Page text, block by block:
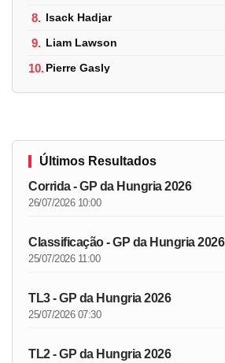
8. Isack Hadjar
9. Liam Lawson
10.Pierre Gasly
Últimos Resultados
Corrida - GP da Hungria 2026
26/07/2026 10:00
Classificação - GP da Hungria 2026
25/07/2026 11:00
TL3 - GP da Hungria 2026
25/07/2026 07:30
TL2 - GP da Hungria 2026